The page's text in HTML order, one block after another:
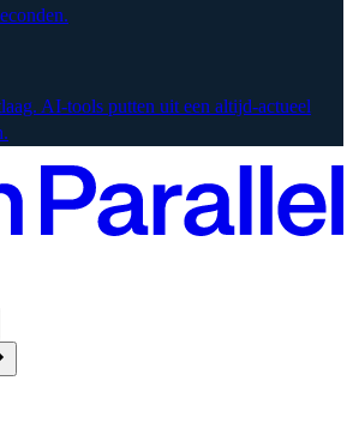
AI-tools putten uit een altijd-actueel